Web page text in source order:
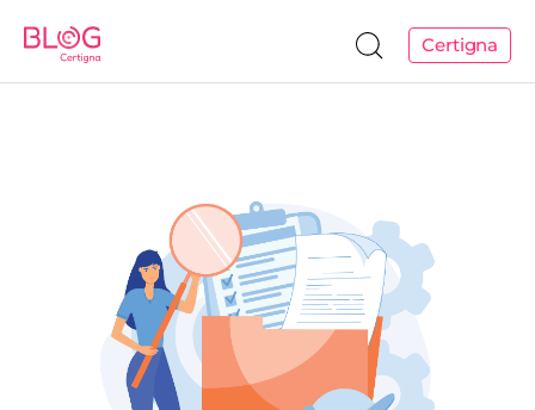
Certigna